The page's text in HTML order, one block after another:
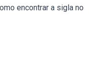
encontrar a sigla no